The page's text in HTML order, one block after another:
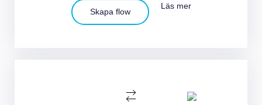
Skapa flow
Läs mer